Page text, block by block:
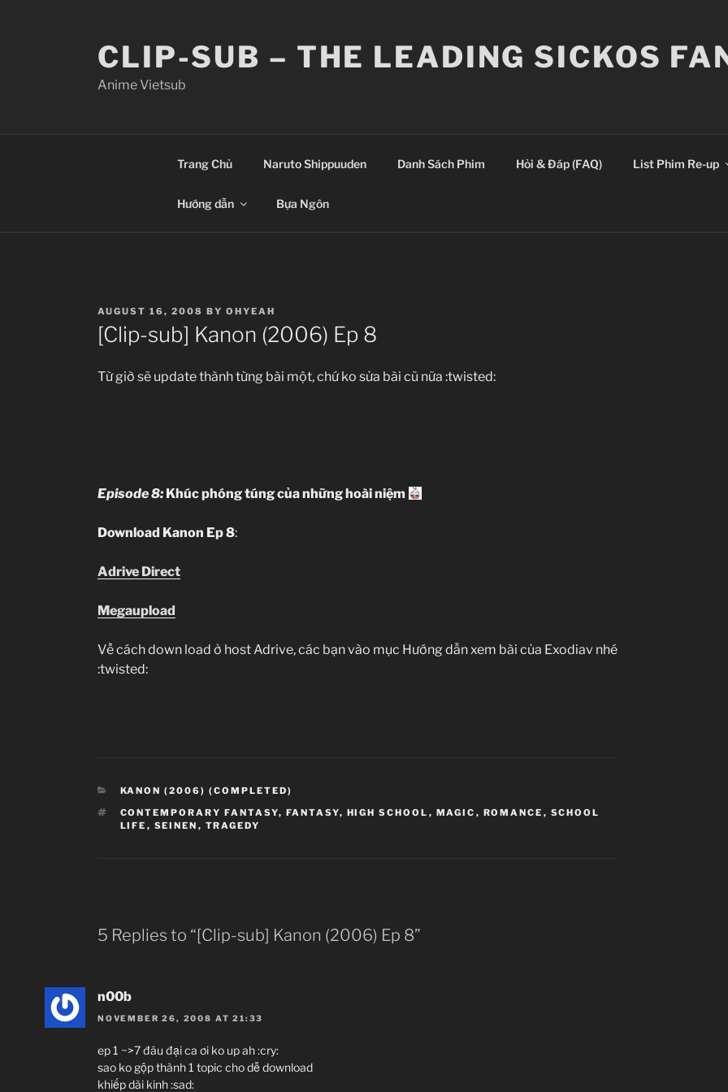
CLIP-SUB – THE LEADING SICKOS
Anime Vietsub
Trang Chủ Naruto Shippuuden Danh Sách Phim Hỏi & Đáp (FAQ) List Phim Re-up
Hướng dẫn Bựa Ngôn
POSTED
ON
AUGUST 16, 2008 BY OHYEAH
[Clip-sub] Kanon (2006) Ep 8
Từ giờ sẽ update thành từng bài một, chứ ko sửa bài cũ nữa :twisted:
Episode 8: Khúc phóng túng của những hoài niệm
Download Kanon Ep 8:
Adrive Direct
Megaupload
Về cách down load ở host Adrive, các bạn vào mục Hướng dẫn xem bài của Exodiav nhé
:twisted:
CATEGORIES
KANON (2006) (COMPLETED)
TAGS
CONTEMPORARY FANTASY, FANTASY, HIGH SCHOOL , MAGIC , ROMANCE , SCHOOL
LIFE , SEINEN , TRAGEDY
5 Replies to “[Clip-sub] Kanon (2006) Ep 8”
n00b
NOVEMBER 26, 2008 AT 21:33
ep 1 ~>7 đâu đại ca ơi ko up ah :cry:
sao ko gộp thành 1 topic cho dễ download
khiếp dài kinh :sad: